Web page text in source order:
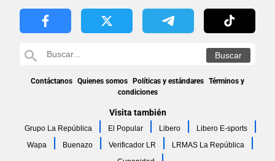
Contáctanos Quienes somos Políticas y estándares Términos y
condiciones
Visita también
Grupo La República El Popular Libero
Libero E-sports
Wapa
Buenazo Verificador LR
LRMAS La República